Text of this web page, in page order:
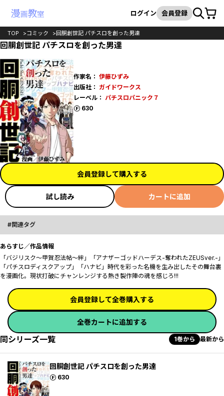
検索
ログイン 会員登録カート
TOP コミック 回胴創世記 パチスロを創った男達
回胴創世記 パチスロを創った男達
作家名： 伊藤ひずみ
出版社： ガイドワークス
レーベル： パチスロパニック７
630
ポイント
会員登録して購入する
試し読み カートに追加
関連タグ
あらすじ／作品情報
「バジリスク～甲賀忍法帖～絆」「アナザーゴッドハーデス-奪われたZEUSver.-」
「パチスロディスクアップ」「ハナビ」時代を彩った名機を生み出したその舞台裏
を漫画化。現状打破にチャンレンジする熱き製作陣の魂を感じろ!!!
会員登録して全巻購入する
全巻カートに追加する
同シリーズ一覧 1巻から 最新から
回胴創世記 パチスロを創った男達
630
ポイント